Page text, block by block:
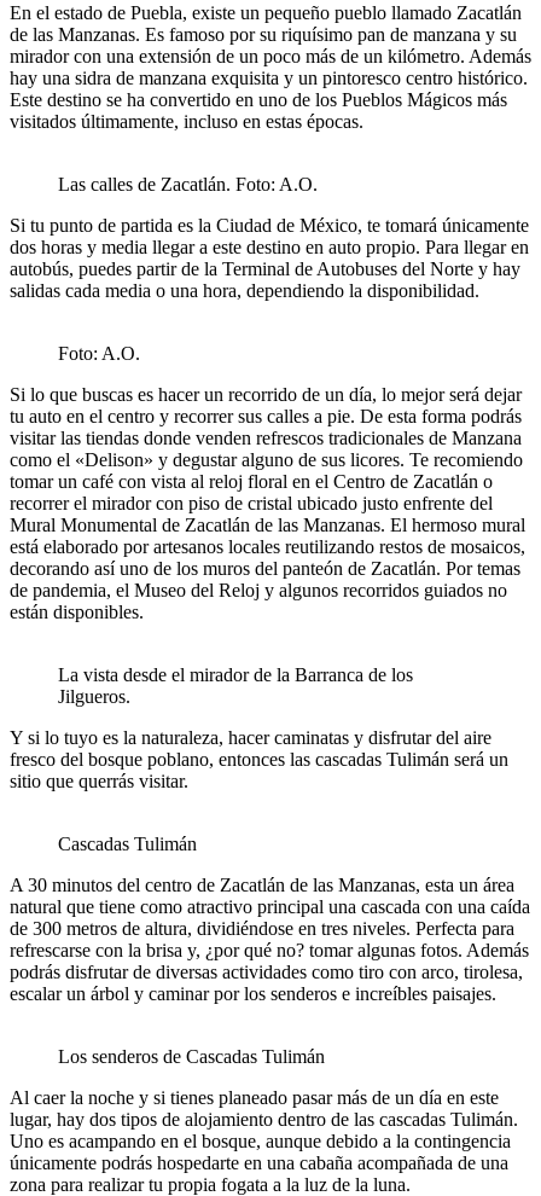
En el estado de Puebla, existe un pequeño pueblo llamado Zacatlán
de las Manzanas. Es famoso por su riquísimo pan de manzana y su
mirador con una extensión de un poco más de un kilómetro. Además
hay una sidra de manzana exquisita y un pintoresco centro histórico.
Este destino se ha convertido en uno de los Pueblos Mágicos más
visitados últimamente, incluso en estas épocas.
Las calles de Zacatlán. Foto: A.O.
Si tu punto de partida es la Ciudad de México, te tomará únicamente
dos horas y media llegar a este destino en auto propio. Para llegar en
autobús, puedes partir de la Terminal de Autobuses del Norte y hay
salidas cada media o una hora, dependiendo la disponibilidad.
Foto: A.O.
Si lo que buscas es hacer un recorrido de un día, lo mejor será dejar
tu auto en el centro y recorrer sus calles a pie. De esta forma podrás
visitar las tiendas donde venden refrescos tradicionales de Manzana
como el «Delison» y degustar alguno de sus licores. Te recomiendo
tomar un café con vista al reloj floral en el Centro de Zacatlán o
recorrer el mirador con piso de cristal ubicado justo enfrente del
Mural Monumental de Zacatlán de las Manzanas. El hermoso mural
está elaborado por artesanos locales reutilizando restos de mosaicos,
decorando así uno de los muros del panteón de Zacatlán. Por temas
de pandemia, el Museo del Reloj y algunos recorridos guiados no
están disponibles.
La vista desde el mirador de la Barranca de los
Jilgueros.
Y si lo tuyo es la naturaleza, hacer caminatas y disfrutar del aire
fresco del bosque poblano, entonces las cascadas Tulimán será un
sitio que querrás visitar.
Cascadas Tulimán
A 30 minutos del centro de Zacatlán de las Manzanas, esta un área
natural que tiene como atractivo principal una cascada con una caída
de 300 metros de altura, dividiéndose en tres niveles. Perfecta para
refrescarse con la brisa y, ¿por qué no? tomar algunas fotos. Además
podrás disfrutar de diversas actividades como tiro con arco, tirolesa,
escalar un árbol y caminar por los senderos e increíbles paisajes.
Los senderos de Cascadas Tulimán
Al caer la noche y si tienes planeado pasar más de un día en este
lugar, hay dos tipos de alojamiento dentro de las cascadas Tulimán.
Uno es acampando en el bosque, aunque debido a la contingencia
únicamente podrás hospedarte en una cabaña acompañada de una
zona para realizar tu propia fogata a la luz de la luna.